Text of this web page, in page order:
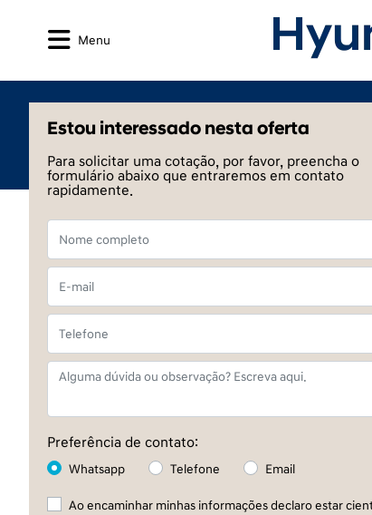
Menu
Estou interessado nesta oferta
Para solicitar uma cotação, por favor, preencha o
formulário abaixo que entraremos em contato
rapidamente.
Preferência de contato:
Whatsapp Telefone Email
Ao encaminhar minhas informações declaro estar